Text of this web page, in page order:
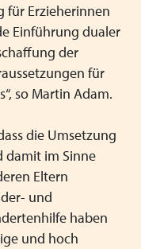
für Erzieherinnen
Einführung dualer
der
für
so Martin Adam.
die Umsetzung
damit im Sinne
Eltern
und
haben
und hoch